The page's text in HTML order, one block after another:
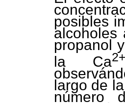
posibles
alcoholes
propanol
la Ca2+
largo de
número